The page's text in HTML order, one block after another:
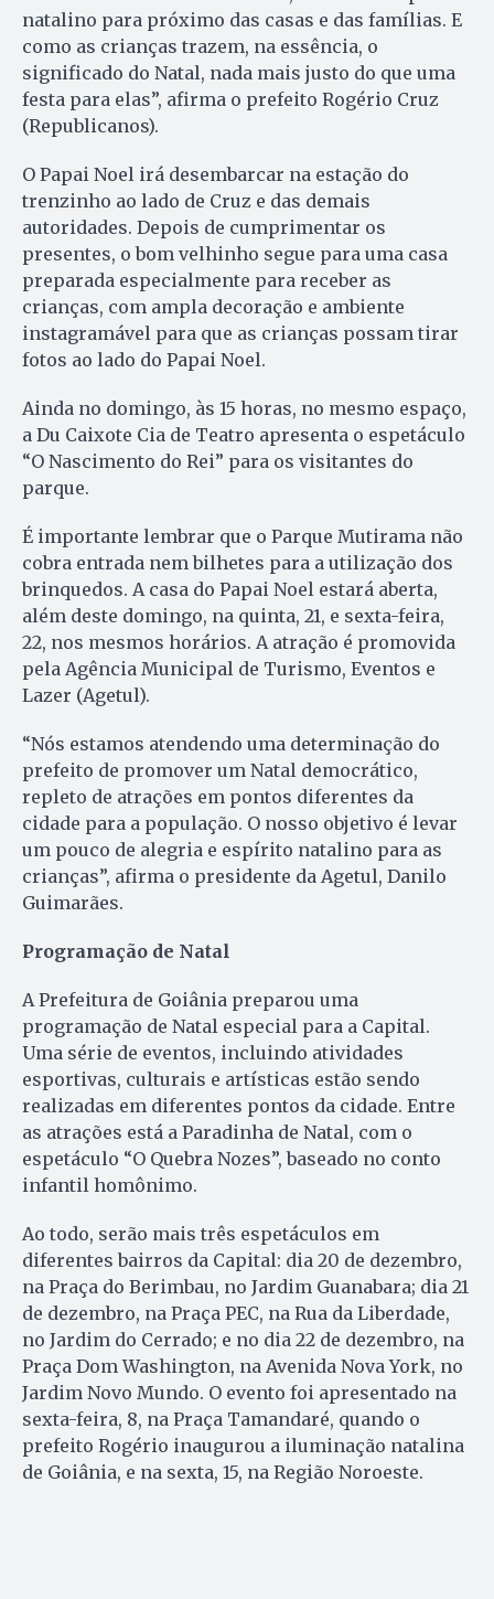
natalino para próximo das casas e das famílias. E
como as crianças trazem, na essência, o
significado do Natal, nada mais justo do que uma
festa para elas”, afirma o prefeito Rogério Cruz
(Republicanos).
O Papai Noel irá desembarcar na estação do
trenzinho ao lado de Cruz e das demais
autoridades. Depois de cumprimentar os
presentes, o bom velhinho segue para uma casa
preparada especialmente para receber as
crianças, com ampla decoração e ambiente
instagramável para que as crianças possam tirar
fotos ao lado do Papai Noel.
Ainda no domingo, às 15 horas, no mesmo espaço,
a Du Caixote Cia de Teatro apresenta o espetáculo
“O Nascimento do Rei” para os visitantes do
parque.
É importante lembrar que o Parque Mutirama não
cobra entrada nem bilhetes para a utilização dos
brinquedos. A casa do Papai Noel estará aberta,
além deste domingo, na quinta, 21, e sexta-feira,
22, nos mesmos horários. A atração é promovida
pela Agência Municipal de Turismo, Eventos e
Lazer (Agetul).
“Nós estamos atendendo uma determinação do
prefeito de promover um Natal democrático,
repleto de atrações em pontos diferentes da
cidade para a população. O nosso objetivo é levar
um pouco de alegria e espírito natalino para as
crianças”, afirma o presidente da Agetul, Danilo
Guimarães.
Programação de Natal
A Prefeitura de Goiânia preparou uma
programação de Natal especial para a Capital.
Uma série de eventos, incluindo atividades
esportivas, culturais e artísticas estão sendo
realizadas em diferentes pontos da cidade. Entre
as atrações está a Paradinha de Natal, com o
espetáculo “O Quebra Nozes”, baseado no conto
infantil homônimo.
Ao todo, serão mais três espetáculos em
diferentes bairros da Capital: dia 20 de dezembro,
na Praça do Berimbau, no Jardim Guanabara; dia 21
de dezembro, na Praça PEC, na Rua da Liberdade,
no Jardim do Cerrado; e no dia 22 de dezembro, na
Praça Dom Washington, na Avenida Nova York, no
Jardim Novo Mundo. O evento foi apresentado na
sexta-feira, 8, na Praça Tamandaré, quando o
prefeito Rogério inaugurou a iluminação natalina
de Goiânia, e na sexta, 15, na Região Noroeste.